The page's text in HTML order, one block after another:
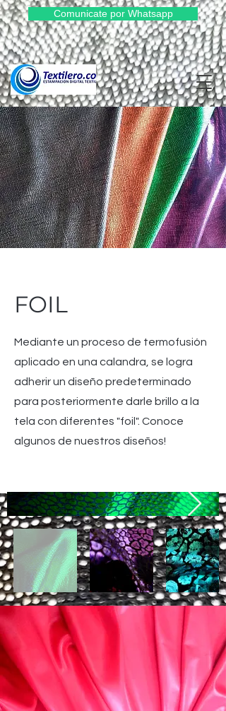
Comunicate por Whatsapp
FOIL
Mediante un proceso de termofusión
aplicado en una calandra, se logra
adherir un diseño predeterminado
para posteriormente darle brillo a la
tela con diferentes "foil". Conoce
algunos de nuestros diseños!